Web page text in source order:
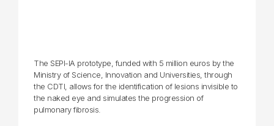
The SEPI-IA prototype, funded with 5 million euros by the
Ministry of Science, Innovation and Universities, through
the CDTI, allows for the identification of lesions invisible to
the naked eye and simulates the progression of
pulmonary fibrosis.